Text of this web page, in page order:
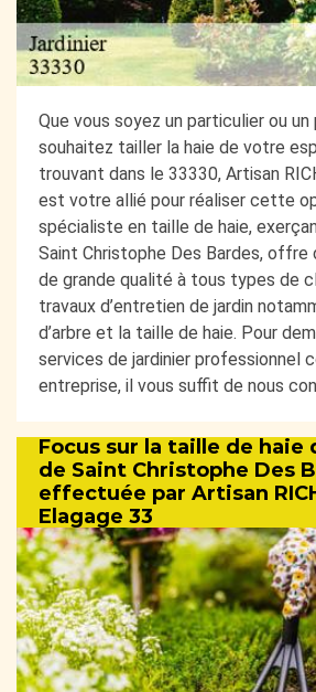
Que vous soyez un particulier ou
souhaitez tailler la haie de votre
trouvant dans le 33330, Artisan
est votre allié pour réaliser cette
spécialiste en taille de haie,
Saint Christophe Des Bardes,
de grande qualité à tous types de
travaux d’entretien de jardin
d’arbre et la taille de haie. Pour
services de jardinier professionnel
entreprise, il vous suffit de nous
Focus sur la taille de haie
de Saint Christophe Des
effectuée par Artisan
Elagage 33